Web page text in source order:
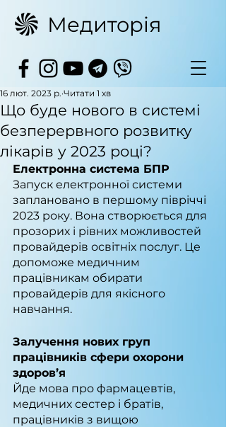
Медиторія
Що буде нового в системі
безперервного розвитку
лікарів у 2023 році?
16 лют. 2023 р. Читати 1 хв
Електронна система БПР
Запуск електронної системи
заплановано в першому півріччі
2023 року. Вона створюється для
прозорих і рівних можливостей
провайдерів освітніх послуг. Це
допоможе медичним
працівникам обирати
провайдерів для якісного
навчання.
Залучення нових груп
працівників сфери охорони
здоров’я
Йде мова про фармацевтів,
медичних сестер і братів,
працівників з вищою